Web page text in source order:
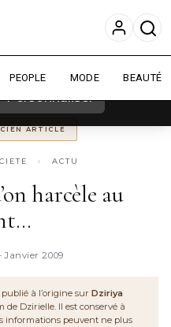
pour améliorer
l'audience. En
Personnaliser
PEOPLE MODE BEAUTÉ
DU WEB ALGÉRIEN
ARTICLE
› ACTU
harcèle au
Janvier 2009
à l’origine sur Dziriya
de Dzirielle. Il est conservé à
informations peuvent ne plus